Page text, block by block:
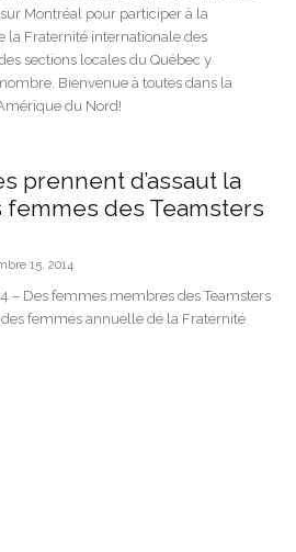
Montréal pour participer à la
la Fraternité internationale des
sections locales du Québec y
Bienvenue à toutes dans la
du Nord!
prennent d’assaut la
des Teamsters
15, 2014
– Des femmes membres des Teamsters
femmes annuelle de la Fraternité